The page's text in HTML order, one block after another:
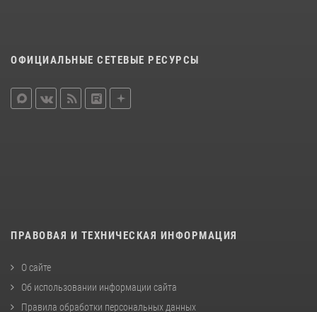
ОФИЦИАЛЬНЫЕ СЕТЕВЫЕ РЕСУРСЫ
ПРАВОВАЯ И ТЕХНИЧЕСКАЯ ИНФОРМАЦИЯ
О сайте
Об использовании информации сайта
Правила обработки персональных данных